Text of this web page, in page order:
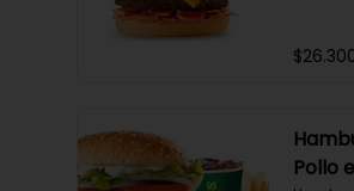
Pollo